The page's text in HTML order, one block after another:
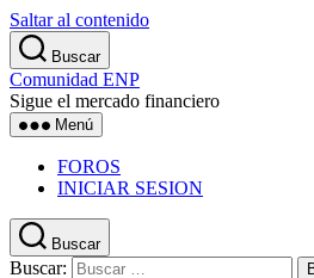
Saltar al contenido
Buscar
Comunidad ENP
Sigue el mercado financiero
Menú
FOROS
INICIAR SESION
Buscar
Buscar: